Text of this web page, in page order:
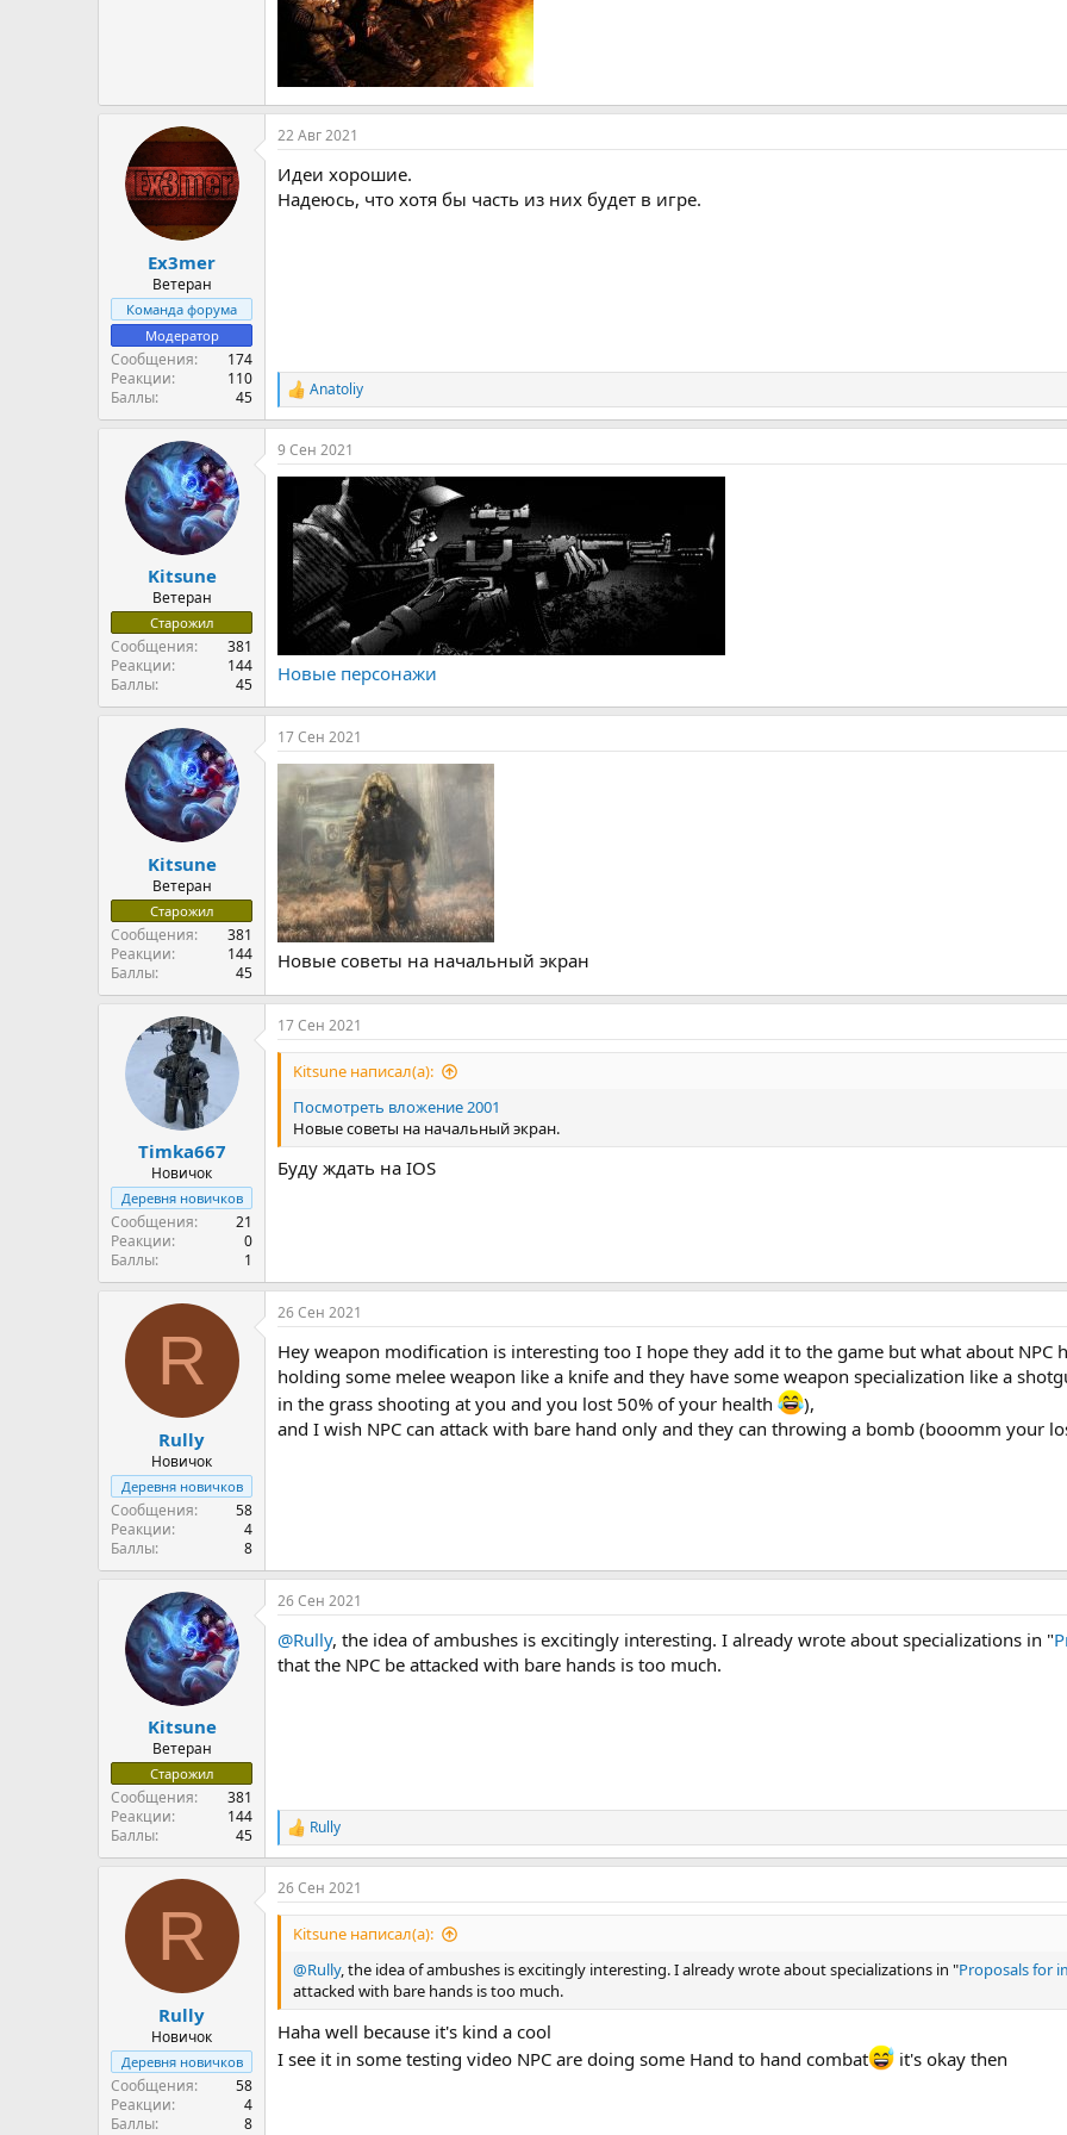
Ex3mer
Ветеран
Команда форума
Модератор
Сообщения
174
Реакции
110
Баллы
45
22 Авг 2021
Идеи хорошие.
Надеюсь, что хотя бы часть из них будет в игре.
Р
е
а
к
ц
Anatoliy
Kitsune
Ветеран
Старожил
Сообщения
381
Реакции
144
Баллы
45
9 Сен 2021
Новые персонажи
Kitsune
Ветеран
Старожил
Сообщения
381
Реакции
144
Баллы
45
17 Сен 2021
Новые советы на начальный экран
Timka667
Новичок
Деревня новичков
Сообщения
21
Реакции
0
Баллы
1
17 Сен 2021
Kitsune написал(а):
Посмотреть вложение 2001
Новые советы на начальный экран.
Буду ждать на IOS
R
Rully
Новичок
Деревня новичков
Сообщения
58
Реакции
4
Баллы
8
26 Сен 2021
Hey weapon modification is interesting too I hope they add it to the game but what about NPC
holding some melee weapon like a knife and they have some weapon specialization like a
in the grass shooting at you and you lost 50% of your health
),
and I wish NPC can attack with bare hand only and they can throwing a bomb (booomm your
Kitsune
Ветеран
Старожил
Сообщения
381
Реакции
144
Баллы
45
26 Сен 2021
@Rully, the idea of ambushes is excitingly interesting. I already wrote about specializations in "
that the NPC be attacked with bare hands is too much.
Р
е
а
к
ц
и
Rully
R
Rully
Новичок
Деревня новичков
Сообщения
58
Реакции
4
Баллы
8
26 Сен 2021
Kitsune написал(а):
@Rully, the idea of ambushes is excitingly interesting. I already wrote about specializations in "Proposals for
attacked with bare hands is too much.
Haha well because it's kind a cool
I see it in some testing video NPC are doing some Hand to hand combat
it's okay then